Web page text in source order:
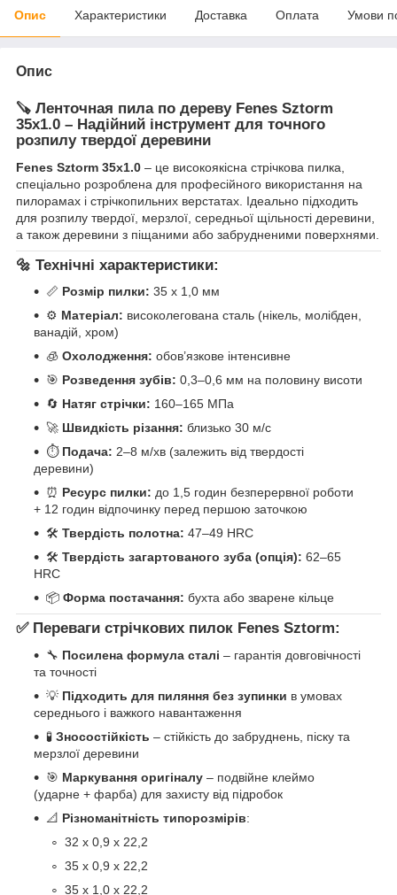
Опис Характеристики Доставка Оплата Умови
Опис
🪚 Ленточная пила по дереву Fenes Sztorm
35x1.0 – Надійний інструмент для точного
розпилу твердої деревини
Fenes Sztorm 35x1.0 – це високоякісна стрічкова пилка,
спеціально розроблена для професійного використання на
пилорамах і стрічкопильних верстатах. Ідеально підходить
для розпилу твердої, мерзлої, середньої щільності деревини,
а також деревини з піщаними або забрудненими поверхнями.
🔩 Технічні характеристики:
📏 Розмір пилки: 35 x 1,0 мм
⚙️ Матеріал: високолегована сталь (нікель, молібден,
ванадій, хром)
🧊 Охолодження: обов’язкове інтенсивне
🎯 Розведення зубів: 0,3–0,6 мм на половину висоти
🔄 Натяг стрічки: 160–165 МПа
🚀 Швидкість різання: близько 30 м/с
⏱ Подача: 2–8 м/хв (залежить від твердості
деревини)
⏰ Ресурс пилки: до 1,5 годин безперервної роботи
+ 12 годин відпочинку перед першою заточкою
🛠 Твердість полотна: 47–49 HRC
🛠 Твердість загартованого зуба (опція): 62–65
HRC
📦 Форма постачання: бухта або зварене кільце
✅ Переваги стрічкових пилок Fenes Sztorm:
🔧 Посилена формула сталі – гарантія довговічності
та точності
💡 Підходить для пиляння без зупинки в умовах
середнього і важкого навантаження
🧪 Зносостійкість – стійкість до забруднень, піску та
мерзлої деревини
🎯 Маркування оригіналу – подвійне клеймо
(ударне + фарба) для захисту від підробок
📐 Різноманітність типорозмірів:
32 х 0,9 х 22,2
35 х 0,9 х 22,2
35 х 1,0 х 22,2